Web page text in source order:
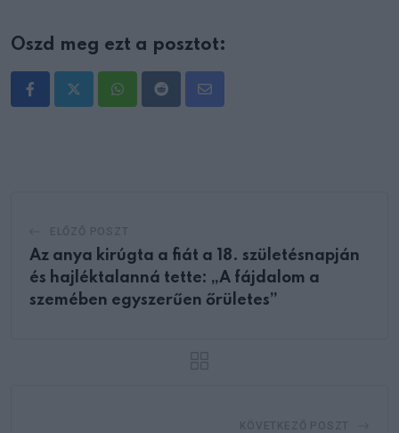
Oszd meg ezt a posztot:
WhatsappRedditShare
Az anya kirúgta a fiát a 18. születésnapján
és hajléktalanná tette: „A fájdalom a
szemében egyszerűen őrületes”